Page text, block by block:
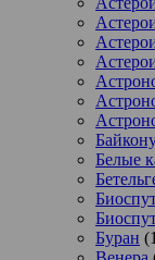
Белые
Буран